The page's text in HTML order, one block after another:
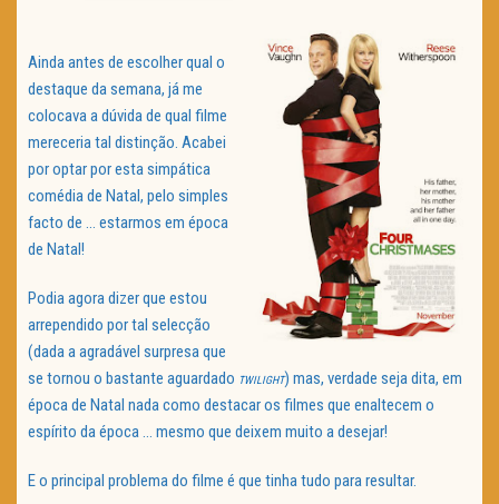
Ainda antes de escolher qual o
destaque da semana, já me
colocava a dúvida de qual filme
mereceria tal distinção. Acabei
por optar por esta simpática
comédia de Natal, pelo simples
facto de … estarmos em época
de Natal!
Podia agora dizer que estou
arrependido por tal selecção
(dada a agradável surpresa que
se tornou o bastante aguardado TWILIGHT) mas, verdade seja dita, em
época de Natal nada como destacar os filmes que enaltecem o
espírito da época … mesmo que deixem muito a desejar!
E o principal problema do filme é que tinha tudo para resultar.